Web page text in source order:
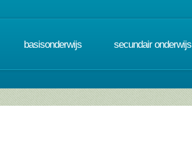
basisonderwijs secundair onderwijs